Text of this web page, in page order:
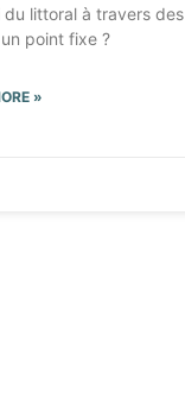
littoral à travers des
point fixe ?
»